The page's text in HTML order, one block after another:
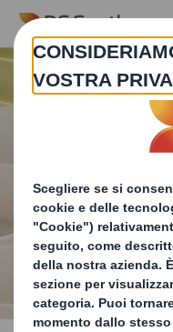
Skip to main content